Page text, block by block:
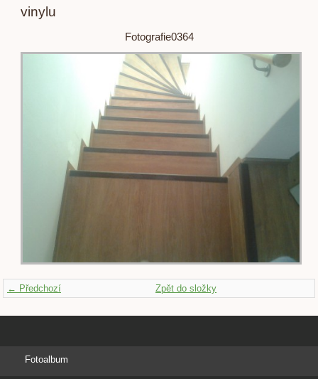
vinylu
Fotografie0364
← Předchozí Zpět do složky
Fotoalbum